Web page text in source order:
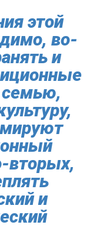
этой
во-
и
семью,
вторых,
и